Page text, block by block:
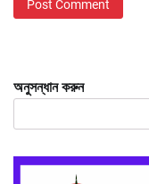
অনুসন্ধান করুন